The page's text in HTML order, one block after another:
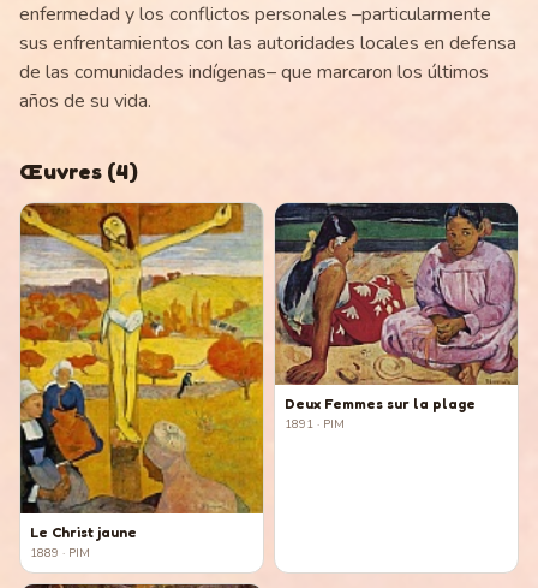
enfermedad y los conflictos personales –particularmente
sus enfrentamientos con las autoridades locales en defensa
de las comunidades indígenas– que marcaron los últimos
años de su vida.
Œuvres (4)
Le Christ jaune
1889 · PIM
Deux Femmes sur la plage
1891 · PIM